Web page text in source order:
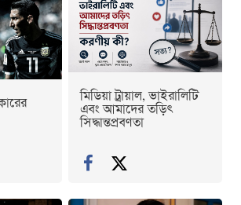
মিডিয়া ট্রায়াল, ভাইরালিটি
এবং আমাদের তড়িৎ
সিদ্ধান্তপ্রবণতা